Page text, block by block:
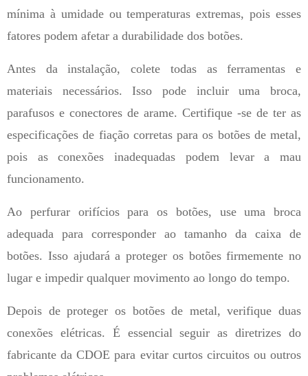
mínima à umidade ou temperaturas extremas, pois esses
fatores podem afetar a durabilidade dos botões.
Antes da instalação, colete todas as ferramentas e
materiais necessários. Isso pode incluir uma broca,
parafusos e conectores de arame. Certifique -se de ter as
especificações de fiação corretas para os botões de metal,
pois as conexões inadequadas podem levar a mau
funcionamento.
Ao perfurar orifícios para os botões, use uma broca
adequada para corresponder ao tamanho da caixa de
botões. Isso ajudará a proteger os botões firmemente no
lugar e impedir qualquer movimento ao longo do tempo.
Depois de proteger os botões de metal, verifique duas
conexões elétricas. É essencial seguir as diretrizes do
fabricante da CDOE para evitar curtos circuitos ou outros